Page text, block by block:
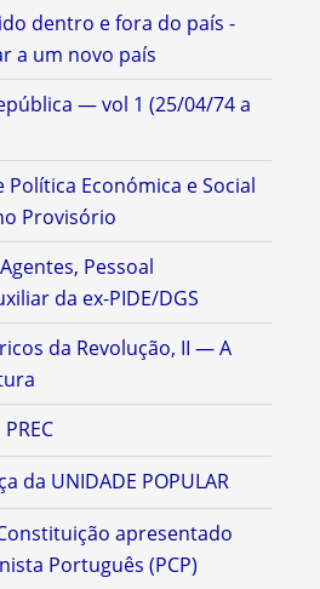
dentro e fora do país -
a um novo país
— vol 1 (25/04/74 a
Política Económica e Social
Provisório
Pessoal
da ex-PIDE/DGS
da Revolução, II — A
da UNIDADE POPULAR
apresentado
Português (PCP)